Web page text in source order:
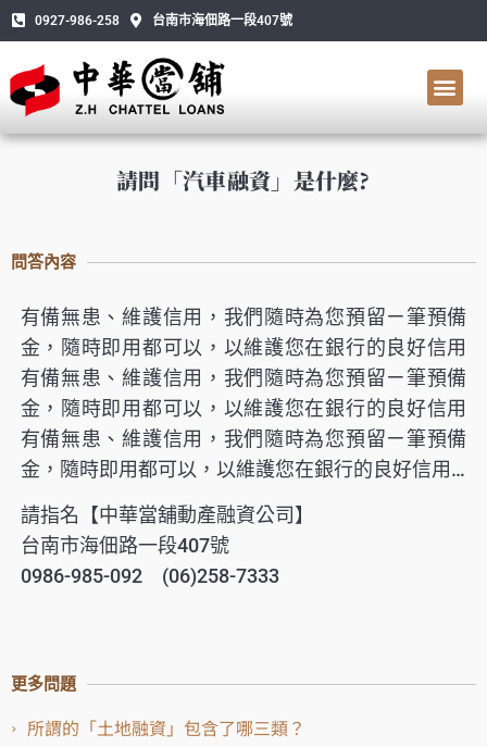
0927-986-258 台南市海佃路一段407號
請問「汽車融資」是什麼?
問答內容
有備無患、維護信用，我們隨時為您預留ㄧ筆預備
金，隨時即用都可以，以維護您在銀行的良好信用
有備無患、維護信用，我們隨時為您預留ㄧ筆預備
金，隨時即用都可以，以維護您在銀行的良好信用
有備無患、維護信用，我們隨時為您預留ㄧ筆預備
金，隨時即用都可以，以維護您在銀行的良好信用…
請指名【中華當舖動產融資公司】
台南市海佃路一段407號
0986-985-092 (06)258-7333
更多問題
所謂的「土地融資」包含了哪三類？